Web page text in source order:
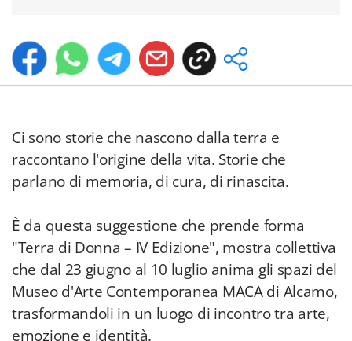
Ci sono storie che nascono dalla terra e
raccontano l'origine della vita. Storie che
parlano di memoria, di cura, di rinascita.
È da questa suggestione che prende forma
"Terra di Donna – IV Edizione", mostra collettiva
che dal 23 giugno al 10 luglio anima gli spazi del
Museo d'Arte Contemporanea MACA di Alcamo,
trasformandoli in un luogo di incontro tra arte,
emozione e identità.